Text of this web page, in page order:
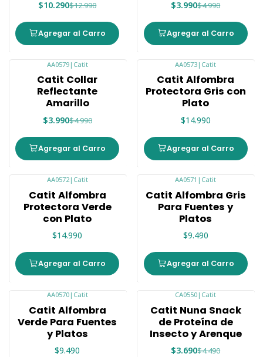
$10.290$12.990
Agregar al Carro
$3.990$4.990
Agregar al Carro
Nuevo
AA0579| Catit
Catit Collar
Reflectante
Amarillo
$3.990$4.990
Agregar al Carro
AA0573 | Catit
Catit Alfombra
Protectora Gris con
Plato
$14.990
Agregar al Carro
AA0572| Catit
Catit Alfombra
Protectora Verde
con Plato
$14.990
Agregar al Carro
AA0571 | Catit
Catit Alfombra Gris
Para Fuentes y
Platos
$9.490
Agregar al Carro
AA0570| Catit
Catit Alfombra
Verde Para Fuentes
y Platos
$9.490
CA0550 | Catit
Catit Nuna Snack
de Proteína de
Insecto y Arenque
$3.690$4.490